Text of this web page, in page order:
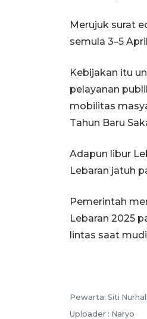
Merujuk surat
semula 3–5
Kebijakan itu
pelayanan
mobilitas
Tahun Baru
Adapun libur
Lebaran jatuh
Pemerintah
Lebaran 2025
lintas saat
Pewarta: Siti
Uploader : Naryo